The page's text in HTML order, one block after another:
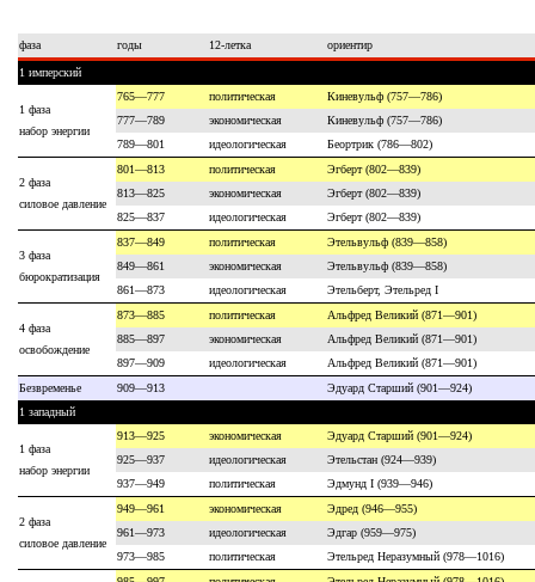
фаза годы 12-летка ориентир
1 имперский
1 фаза
набор энергии
765—777 политическая
Киневульф (757—786)
777—789
экономическая
Киневульф (757—786)
789—801
идеологическая Беортрик (786—802)
2 фаза
силовое давление
801—813 политическая
Эгберт (802—839)
813—825
экономическая
Эгберт (802—839)
825—837
идеологическая Эгберт (802—839)
3 фаза
бюрократизация
837—849 политическая
Этельвульф (839—858)
849—861
экономическая
Этельвульф (839—858)
861—873
идеологическая Этельберт, Этельред I
4 фаза
освобождение
873—885 политическая
Альфред Великий (871—901)
885—897
экономическая
Альфред Великий (871—901)
897—909
идеологическая
Альфред Великий (871—901)
Безвременье
909—913
Эдуард Старший (901—924)
1 западный
1 фаза
набор энергии
913—925 экономическая
Эдуард Старший (901—924)
925—937
идеологическая
Этельстан (924—939)
937—949
политическая Эдмунд I (939—946)
2 фаза
силовое давление
949—961 экономическая
Эдред (946—955)
961—973
идеологическая
Эдгар (959—975)
973—985
политическая Этельред Неразумный (978—1016)